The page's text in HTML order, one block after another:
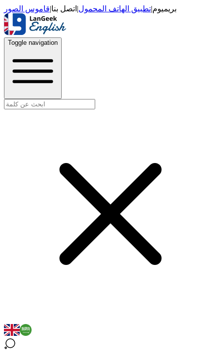
بريميوم|تطبيق الهاتف المحمول| اتصل بنا|قاموس الصور
Toggle navigation